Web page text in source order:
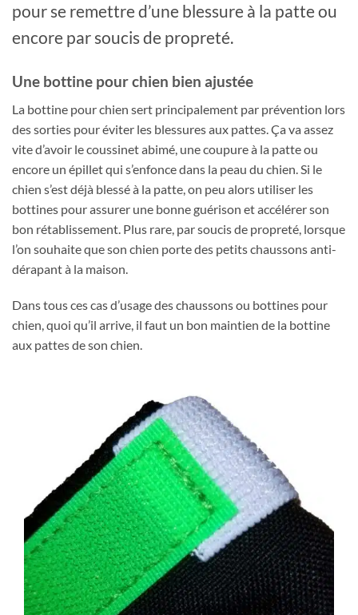
pour se remettre d’une blessure à la patte ou
encore par soucis de propreté.
Une bottine pour chien bien ajustée
La bottine pour chien sert principalement par prévention lors
des sorties pour éviter les blessures aux pattes. Ça va assez
vite d’avoir le coussinet abimé, une coupure à la patte ou
encore un épillet qui s’enfonce dans la peau du chien. Si le
chien s’est déjà blessé à la patte, on peu alors utiliser les
bottines pour assurer une bonne guérison et accélérer son
bon rétablissement. Plus rare, par soucis de propreté, lorsque
l’on souhaite que son chien porte des petits chaussons anti-
dérapant à la maison.
Dans tous ces cas d’usage des chaussons ou bottines pour
chien, quoi qu’il arrive, il faut un bon maintien de la bottine
aux pattes de son chien.